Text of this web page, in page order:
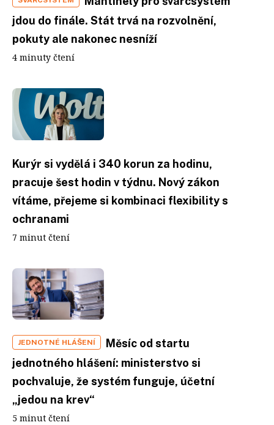
jdou do finále. Stát trvá na rozvolnění,
pokuty ale nakonec nesníží
4 minuty čtení
Kurýr si vydělá i 340 korun za hodinu,
pracuje šest hodin v týdnu. Nový zákon
vítáme, přejeme si kombinaci flexibility s
ochranami
7 minut čtení
JEDNOTNÉ HLÁŠENÍ
Měsíc od startu
jednotného hlášení: ministerstvo si
pochvaluje, že systém funguje, účetní
„jedou na krev“
5 minut čtení